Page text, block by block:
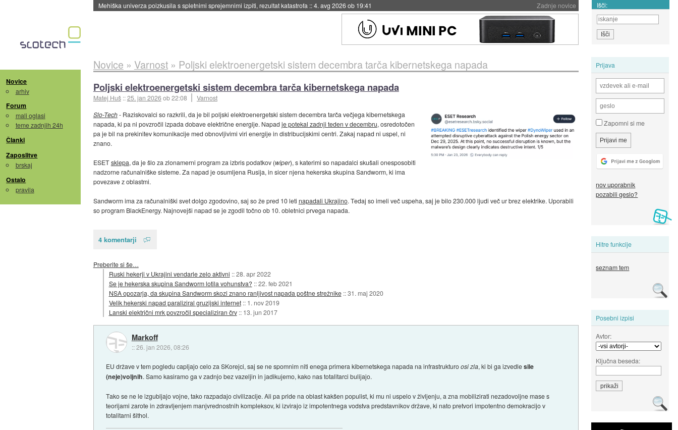
Zadnje novice
Mehiška univerza poizkusila s spletnimi sprejemnimi izpiti, rezultat katastrofa ::4. avg 2026 ob 19:41 Išči:
Novice
arhiv
Forum
mali oglasi
teme zadnjih 24h
Članki
Zaposlitve
brskaj
Ostalo
pravila
Prijava
Zapomni si me
nov uporabnik
pozabili geslo?
Hitre funkcije
seznam tem
Posebni izpisi
Avtor:
Ključna beseda:
Novice » Varnost» Poljski elektroenergetski sistem decembra tarča kibernetskega napada
Poljski elektroenergetski sistem decembra tarča kibernetskega napada
Matej Huš ::25. jan 2026ob 22:08
Varnost
Slo-Tech- Raziskovalci so razkrili, da je bil poljski elektroenergetski sistem decembra tarča večjega kibernetskega
napada, ki pa ni povzročil izpada dobave električne energije. Napad je potekal zadnji teden v decembru, osredotočen
pa je bil na prekinitev komunikacije med obnovljivimi viri energije in distribucijskimi centri. Zakaj napad ni uspel, ni
znano.
ESETsklepa, da je šlo za zlonamerni program za izbris podatkov (wiper), s katerimi so napadalci skušali onesposobiti
nadzorne računalniške sisteme. Za napad je osumljena Rusija, in sicer njena hekerska skupina Sandworm, ki ima
povezave z oblastmi.
Sandworm ima za računalniški svet dolgo zgodovino, saj so že pred 10 leti napadali Ukrajino. Tedaj so imeli več uspeha, saj je bilo 230.000 ljudi več ur brez elektrike. Uporabili
so program BlackEnergy. Najnovejši napad se je zgodil točno ob 10. obletnici prvega napada.
4 komentarji
Preberite si še…
Ruski hekerji v Ukrajini vendarle zelo aktivni ::28. apr 2022
Se je hekerska skupina Sandworm lotila vohunstva? ::22. feb 2021
NSA opozarja, da skupina Sandworm skozi znano ranljivost napada poštne strežnike ::31. maj 2020
Velik hekerski napad paraliziral gruzijski internet :: 1. nov 2019
Lanski električni mrk povzročil specializiran črv :: 13. jun 2017
Markoff
::26. jan 2026, 08:26
EU države v tem pogledu capljajo celo za SKorejci, saj se ne spomnim niti enega primera kibernetskega napada na infrastrukturoosi zla, ki bi ga izvedlesile
(neje)voljnih. Samo kasiramo ga v zadnjo bez vazeljin in jadikujemo, kako nas totalitarci bulijajo.
Tako se ne le izgubljajo vojne, tako razpadajo civilizacije. Ali pa pride na oblast kakšen populist, ki mu ni uspelo v življenju, a zna mobilizirati nezadovoljne mase s
teorijami zarote in zdravljenjem manjvrednostnih kompleksov, ki izvirajo iz impotentnega vodstva predstavnikov države, ki nato pretvori impotentno demokracijo v
totalitarni šithol.